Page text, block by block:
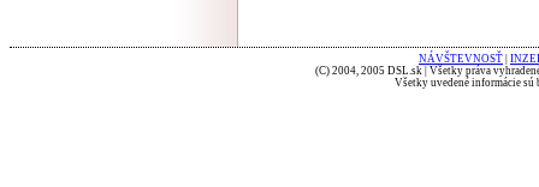
NÁVŠTEVNOSŤ
(C) 2004, 2005 DSL.sk | Všetky práva
Všetky uvedené informácie sú